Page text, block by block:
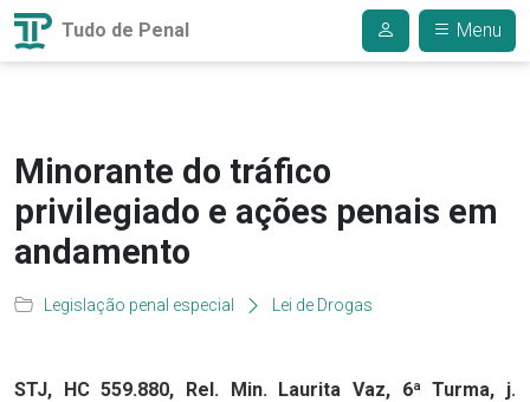
Tudo de Penal Menu
Minorante do tráfico
privilegiado e ações penais em
andamento
Legislação penal especial Lei de Drogas
STJ, HC 559.880, Rel. Min. Laurita Vaz, 6ª Turma, j.